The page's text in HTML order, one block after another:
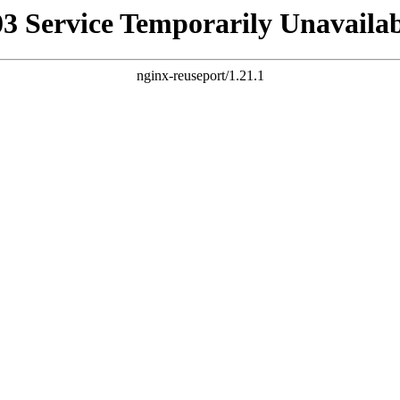
Service Temporarily
nginx-reuseport/1.21.1